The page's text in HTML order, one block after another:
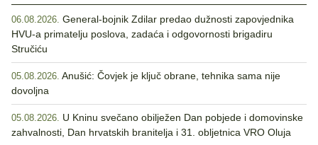
06.08.2026. General-bojnik Zdilar predao dužnosti zapovjednika
HVU-a primatelju poslova, zadaća i odgovornosti brigadiru
Stručiću
05.08.2026. Anušić: Čovjek je ključ obrane, tehnika sama nije
dovoljna
05.08.2026. U Kninu svečano obilježen Dan pobjede i domovinske
zahvalnosti, Dan hrvatskih branitelja i 31. obljetnica VRO Oluja